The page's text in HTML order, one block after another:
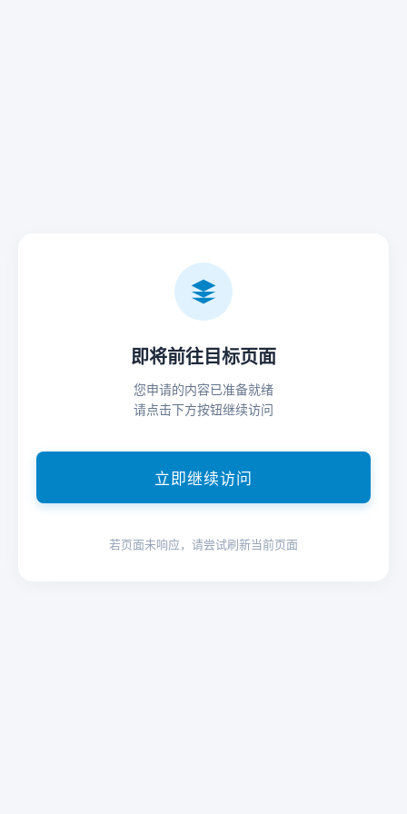
即将前往目标页面
您申请的内容已准备就绪
请点击下方按钮继续访问
立即继续访问
若页面未响应，请尝试刷新当前页面